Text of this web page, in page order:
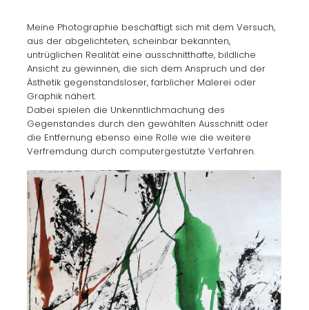
Meine Photographie beschäftigt sich mit dem Versuch,
aus der abgelichteten, scheinbar bekannten,
untrüglichen Realität eine ausschnitthafte, bildliche
Ansicht zu gewinnen, die sich dem Anspruch und der
Ästhetik gegenstandsloser, farblicher Malerei oder
Graphik nähert.
Dabei spielen die Unkenntlichmachung des
Gegenstandes durch den gewählten Ausschnitt oder
die Entfernung ebenso eine Rolle wie die weitere
Verfremdung durch computergestützte Verfahren.